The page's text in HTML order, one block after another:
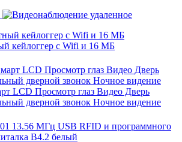
кейлоггер с Wifi и 16 МБ
LCD Просмотр глаз Видео Дверь
дверной звонок Ночное видение